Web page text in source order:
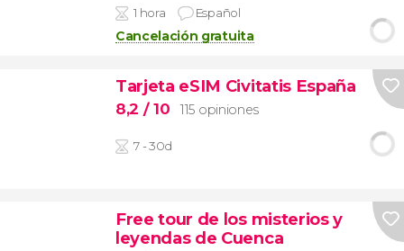
1 hora Español
Cancelación gratuita
Tarjeta eSIM Civitatis España
8,2 / 10 115 opiniones
7 - 30d
Free tour de los misterios y
leyendas de Cuenca